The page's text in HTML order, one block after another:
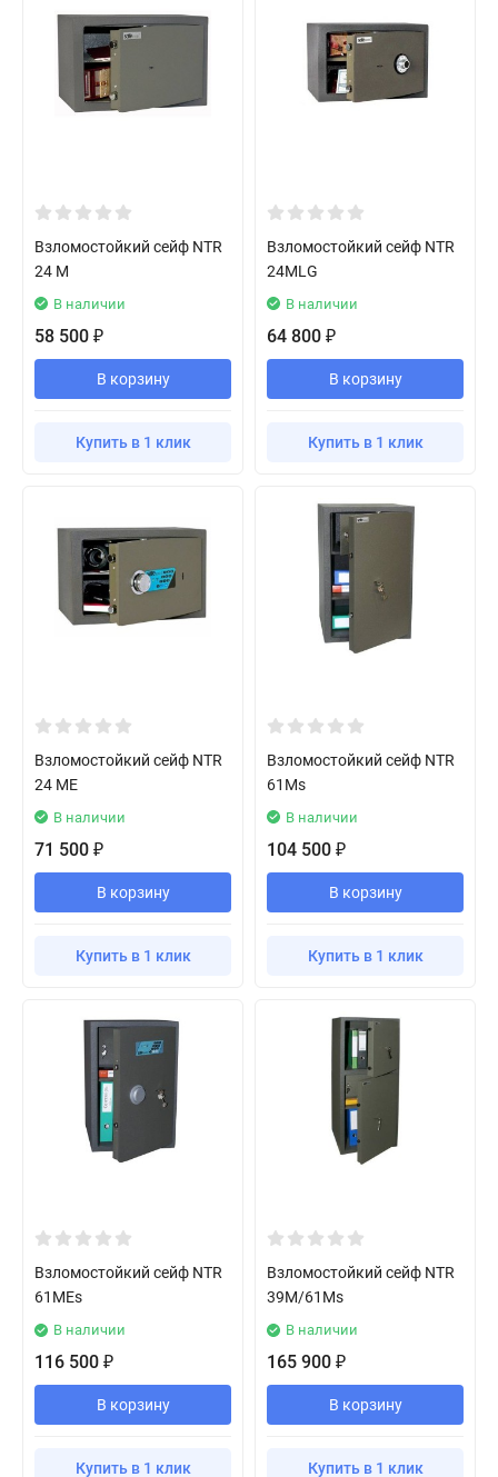
Взломостойкий сейф NTR
24 M
В наличии
58 500 ₽
В корзину
Купить в 1 клик
Взломостойкий сейф NTR
24MLG
В наличии
64 800 ₽
В корзину
Купить в 1 клик
Взломостойкий сейф NTR
24 ME
В наличии
71 500 ₽
В корзину
Купить в 1 клик
Взломостойкий сейф NTR
61Ms
В наличии
104 500 ₽
В корзину
Купить в 1 клик
Взломостойкий сейф NTR
61MEs
В наличии
116 500 ₽
В корзину
Купить в 1 клик
Взломостойкий сейф NTR
39M/61Ms
В наличии
165 900 ₽
В корзину
Купить в 1 клик